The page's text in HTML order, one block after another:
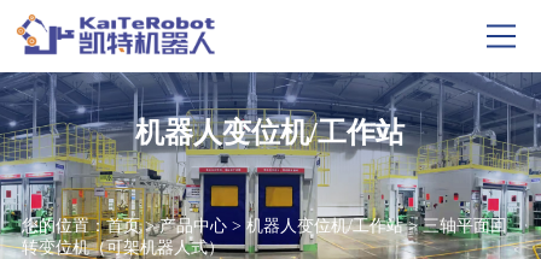
机器人变位机/工作站
您的位置：首页>产品中心 >机器人变位机/工作站> 三轴平面回
转变位机（可架机器人式）